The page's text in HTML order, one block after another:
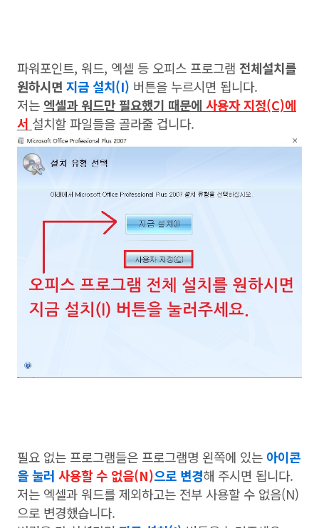
파워포인트, 워드, 엑셀 등 오피스 프로그램 전체설치를
원하시면 지금 설치(I) 버튼을 누르시면 됩니다.
저는 엑셀과 워드만 필요했기 때문에 사용자 지정(C)에
서 설치할 파일들을 골라줄 겁니다.
필요 없는 프로그램들은 프로그램명 왼쪽에 있는 아이콘
을 눌러 사용할 수 없음(N)으로 변경해 주시면 됩니다.
저는 엑셀과 워드를 제외하고는 전부 사용할 수 없음(N)
으로 변경했습니다.